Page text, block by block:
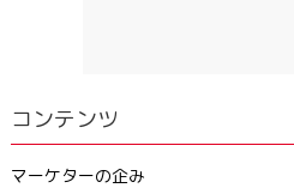
コンテンツ
マーケターの企み